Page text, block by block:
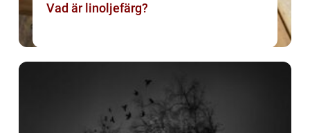
Vad är linoljefärg?